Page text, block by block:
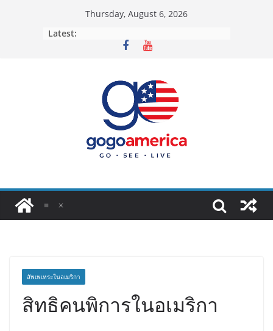
Thursday, August 6, 2026
Latest:
สัพเพเหระในอเมริกา
สิทธิคนพิการในอเมริกา